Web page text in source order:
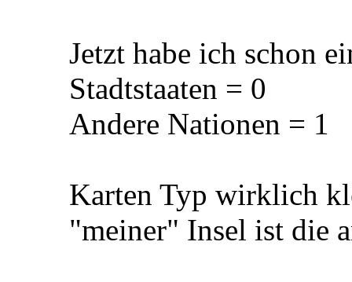
Jetzt habe ich schon
Stadtstaaten = 0
Andere Nationen = 1
Karten Typ wirklich
"meiner" Insel ist die